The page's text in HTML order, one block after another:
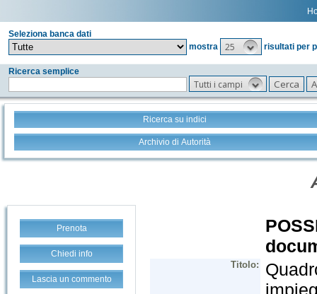
Seleziona banca dati
mostra
25 risultati per
Ricerca semplice
Tutti i campi
Ricerca su indici
Archivio di Autorità
Prenota
Chiedi info
Lascia un commento